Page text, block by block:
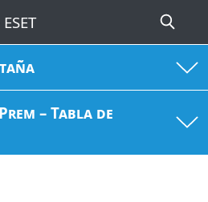
– Tabla de